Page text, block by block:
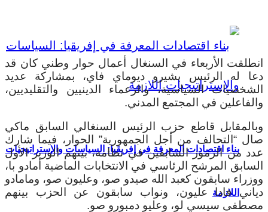
بناء اقتصادات المعرفة في إفريقيا: السياسات والإستراتيجيات
اللازمة
انطلقت الأربعاء في السنغال أعمال حوار وطني كان قد
دعا له الرئيس بشيرو ديوماي فاي، بمشاركة عديد
الشخصيات السياسية، والزعماء الدينيين والتقليديين،
والفاعلين في المجتمع المدني.
وبالمقابل قاطع حزب الرئيس السنغالي السابق ماكي
صال “التحالف من أجل الجمهورية” الحوار، فيما شارك
عدد من الرموز السابقين في نظامه، بينهم الوزير الأول
السابق المرشح الرئاسي في الانتخابات الماضية أمادو با،
ووزراء سابقون كعبد الله صيدو صو، وعليون صو، ومامادو
دياني فادا عليون، ونواب سابقون عن الحزب بينهم
مصطفى سيسي لو، وعليو دمبورو صو.